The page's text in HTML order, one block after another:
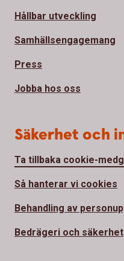
Hållbar utveckling
Samhällsengagemang
Press
Jobba hos oss
Säkerhet och
Ta tillbaka cookie-
Så hanterar vi cookies
Behandling av
Bedrägeri och säkerhet